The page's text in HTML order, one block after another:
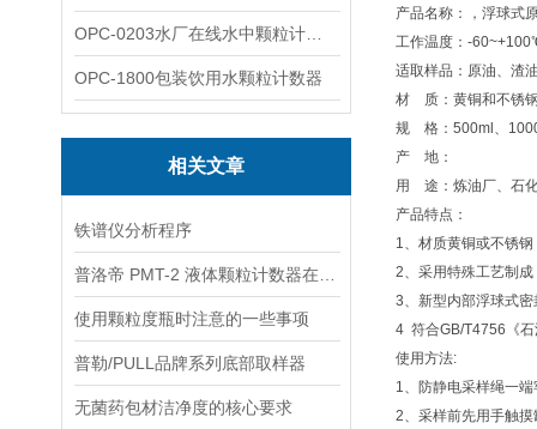
OPC-1800包装饮用水颗粒计数器
相关文章
铁谱仪分析程序
使用颗粒度瓶时注意的一些事项
普勒/PULL品牌系列底部取样器
无菌药包材洁净度的核心要求
产品名称：
，浮球式
工作温度：-
适取样品：原油、渣
材 质：黄铜和不锈
规 格：500ml、
产 地：
用 途：炼油厂、石
产品特点：
1、材质黄铜或不锈
2、采用特殊工艺制
3、新型内部浮球式
4 符合GB/T4756《
使用方法:
1、防静电采样绳一
2、采样前先用手触